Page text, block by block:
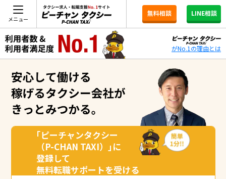
メニュー
無料相談 LINE相談
がNo.1の理由とは
｢ピーチャンタクシー
（P-CHAN TAXI）｣に
登録して
無料転職サポートを受ける